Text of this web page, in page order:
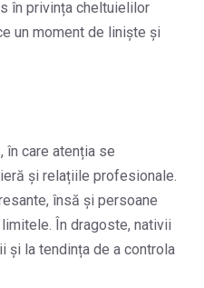
în privința cheltuielilor
un moment de liniște și
în care atenția se
și relațiile profesionale.
însă și persoane
În dragoste, nativii
și la tendința de a controla